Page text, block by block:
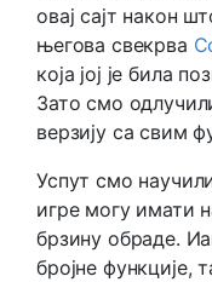
овај сајт након
његова свекрва
која јој је била
Зато смо
верзију са свим
Успут смо
игре могу имати
брзину обраде.
бројне функције,